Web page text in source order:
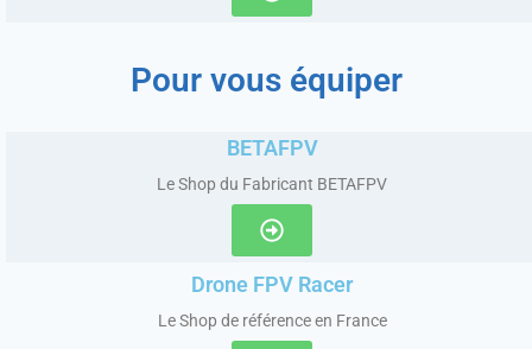
Pour vous équiper
BETAFPV
Le Shop du Fabricant BETAFPV
Drone FPV Racer
Le Shop de référence en France